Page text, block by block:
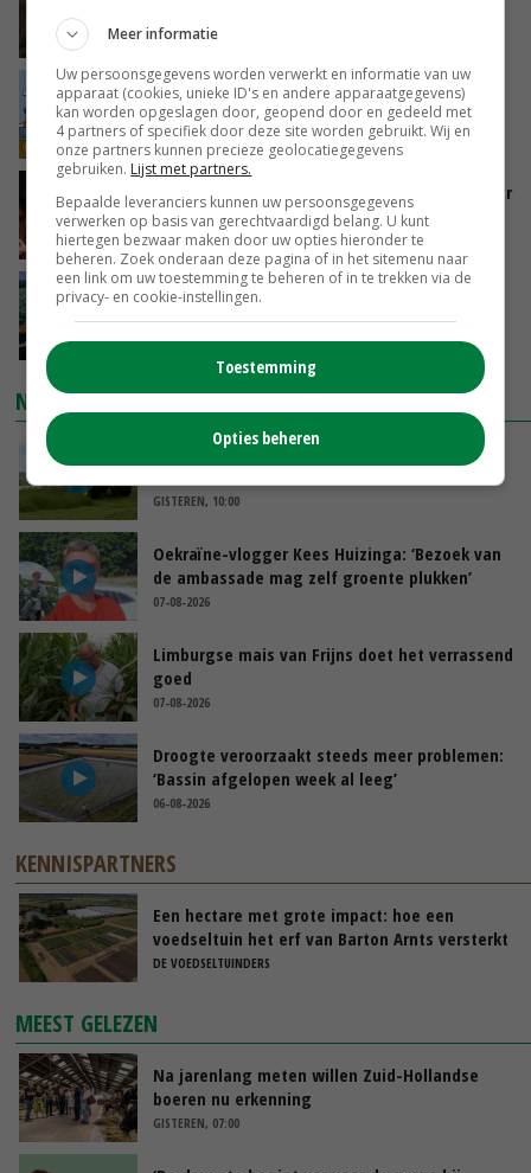
GISTEREN, 16:01
Internationale vraag naar geitenzuivel blijft
groot: Nederland in Europese top
GISTEREN, 15:33
Vlaamse varkensstapel krimpt, pluimveesector
groeit door schaalvergroting
GISTEREN, 15:20
‘Cijfer jezelf niet weg en doe vooral ook waar
je gelukkig van wordt’
GISTEREN, 13:31
NIEUWSTE VIDEO'S
POAH!: John Deere 7730
GISTEREN, 10:00
Oekraïne-vlogger Kees Huizinga: ‘Bezoek van
de ambassade mag zelf groente plukken’
07-08-2026
Limburgse mais van Frijns doet het verrassend
goed
07-08-2026
Droogte veroorzaakt steeds meer problemen:
‘Bassin afgelopen week al leeg’
06-08-2026
KENNISPARTNERS
Een hectare met grote impact: hoe een
voedseltuin het erf van Barton Arnts versterkt
DE VOEDSELTUINDERS
MEEST GELEZEN
Na jarenlang meten willen Zuid-Hollandse
boeren nu erkenning
GISTEREN, 07:00
Meer informatie
Uw persoonsgegevens worden verwerkt en informatie van uw
apparaat (cookies, unieke ID's en andere apparaatgegevens)
kan worden opgeslagen door, geopend door en gedeeld met
4 partners of specifiek door deze site worden gebruikt. Wij en
onze partners kunnen precieze geolocatiegegevens
gebruiken. Lijst met partners.
Bepaalde leveranciers kunnen uw persoonsgegevens
verwerken op basis van gerechtvaardigd belang. U kunt
hiertegen bezwaar maken door uw opties hieronder te
beheren. Zoek onderaan deze pagina of in het sitemenu naar
een link om uw toestemming te beheren of in te trekken via de
privacy- en cookie-instellingen.
Toestemming
Opties beheren